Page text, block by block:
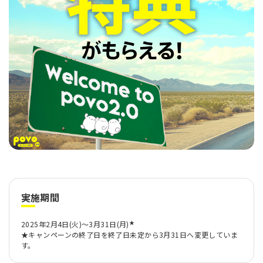
実施期間
2025年2月4日(火)～3月31日(月)★
★キャンペーンの終了日を終了日未定から3月31日へ変更していま
す。